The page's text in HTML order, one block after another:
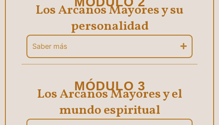
Los Arcanos Mayores y su
personalidad
Saber más
MÓDULO 3
Los Arcanos Mayores y el
mundo espiritual